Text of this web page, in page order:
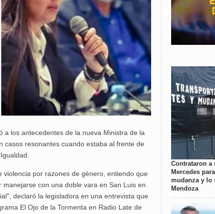
a los antecedentes de la nueva Ministra de la
casos resonantes cuando estaba al frente de
por razones de género, entiendo que
con una doble vara en San Luis en
declaró la legisladora en una entrevista que
El Ojo de la Tormenta en Radio Late de
Contrataron a
Mercedes
mudanza y lo
Mendoza